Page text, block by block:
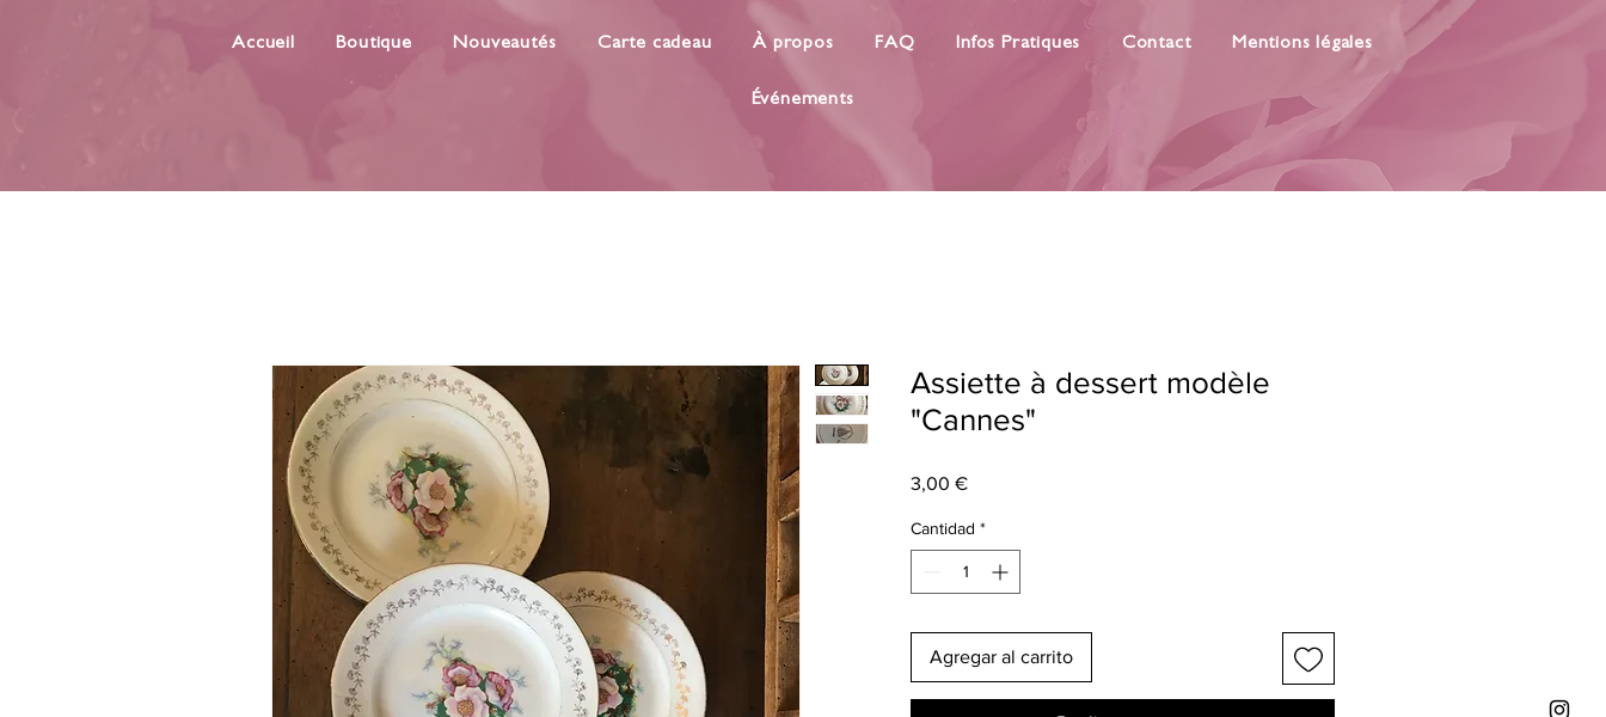
Accueil Boutique Nouveautés Carte cadeau À propos FAQ Infos Pratiques Contact Mentions légales
Événements
Assiette à dessert modèle
"Cannes"
3,00 €Precio
Cantidad *
Agregar al carrito